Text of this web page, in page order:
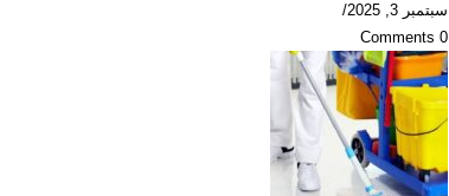
سبتمبر 3, 2025
/
0 Comments